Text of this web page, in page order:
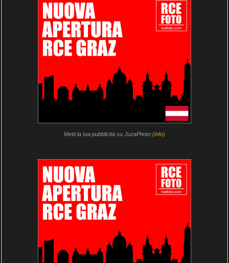
Metti la tua pubblicità su JuzaPhoto (info)